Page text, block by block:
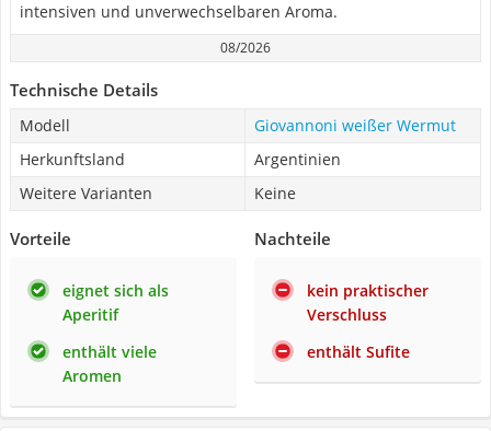
intensiven und unverwechselbaren Aroma.
08/2026
Technische Details
Modell
Giovannoni weißer Wermut
Herkunftsland
Argentinien
Weitere Varianten
Keine
Vorteile
eignet sich als
Aperitif
enthält viele
Aromen
Nachteile
kein praktischer
Verschluss
enthält Sufite